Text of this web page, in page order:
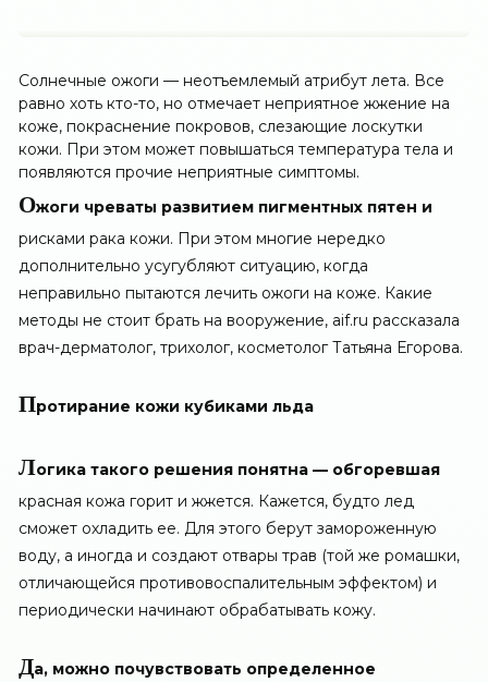
Солнечные ожоги — неотъемлемый атрибут лета. Все
равно хоть кто-то, но отмечает неприятное жжение на
коже, покраснение покровов, слезающие лоскутки
кожи. При этом может повышаться температура тела и
появляются прочие неприятные симптомы.
Ожоги чреваты развитием пигментных пятен и
рисками рака кожи. При этом многие нередко
дополнительно усугубляют ситуацию, когда
неправильно пытаются лечить ожоги на коже. Какие
методы не стоит брать на вооружение, aif.ru рассказала
врач-дерматолог, трихолог, косметолог Татьяна Егорова.
Протирание кожи кубиками льда
Логика такого решения понятна — обгоревшая
красная кожа горит и жжется. Кажется, будто лед
сможет охладить ее. Для этого берут замороженную
воду, а иногда и создают отвары трав (той же ромашки,
отличающейся противовоспалительным эффектом) и
периодически начинают обрабатывать кожу.
Да, можно почувствовать определенное